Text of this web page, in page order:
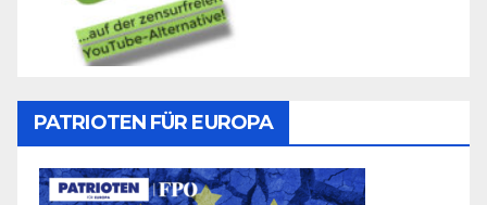
PATRIOTEN FÜR EUROPA